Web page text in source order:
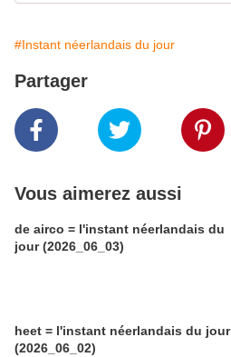
#Instant néerlandais du jour
Partager
Vous aimerez aussi
de airco = l'instant néerlandais du
jour (2026_06_03)
heet = l'instant néerlandais du jour
(2026_06_02)